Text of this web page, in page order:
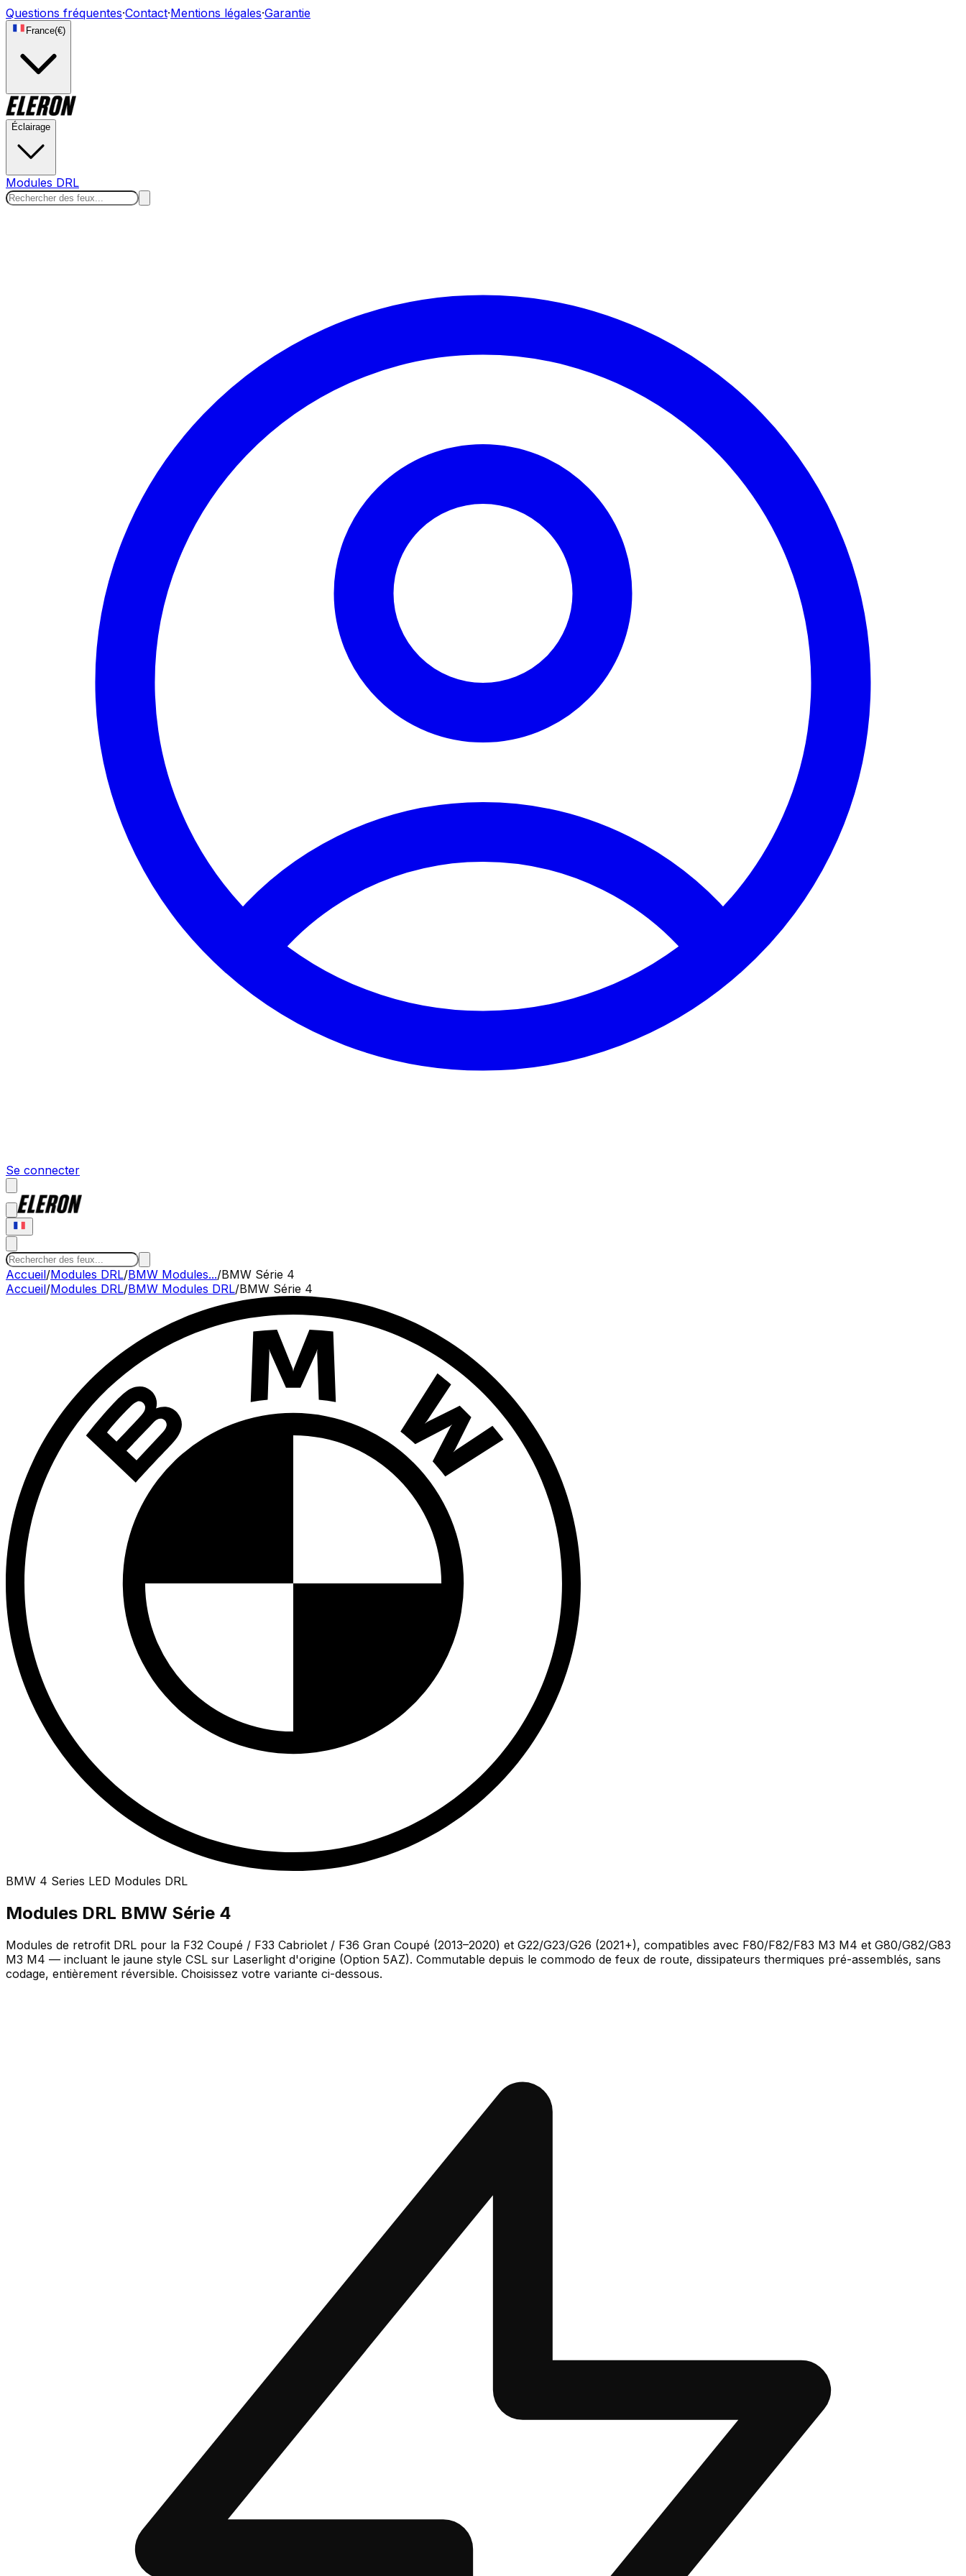
Questions fréquentes·Contact·Mentions légales·Garantie
France(€)
Éclairage
Modules DRL
Se connecter
Accueil/Modules DRL/BMW Modules.../BMW Série 4
Accueil/Modules DRL/BMW Modules DRL/BMW Série 4
BMW 4 Series LED Modules DRL
Modules DRL BMW Série 4
Modules de retrofit DRL pour la F32 Coupé / F33 Cabriolet / F36 Gran Coupé (2013–2020) et G22/G23/G26 (2021+), compatibles avec F80/F82/F83 M3 M4 et G80/G82/G83
M3 M4 — incluant le jaune style CSL sur Laserlight d'origine (Option 5AZ). Commutable depuis le commodo de feux de route, dissipateurs thermiques pré-assemblés, sans
codage, entièrement réversible. Choisissez votre variante ci-dessous.